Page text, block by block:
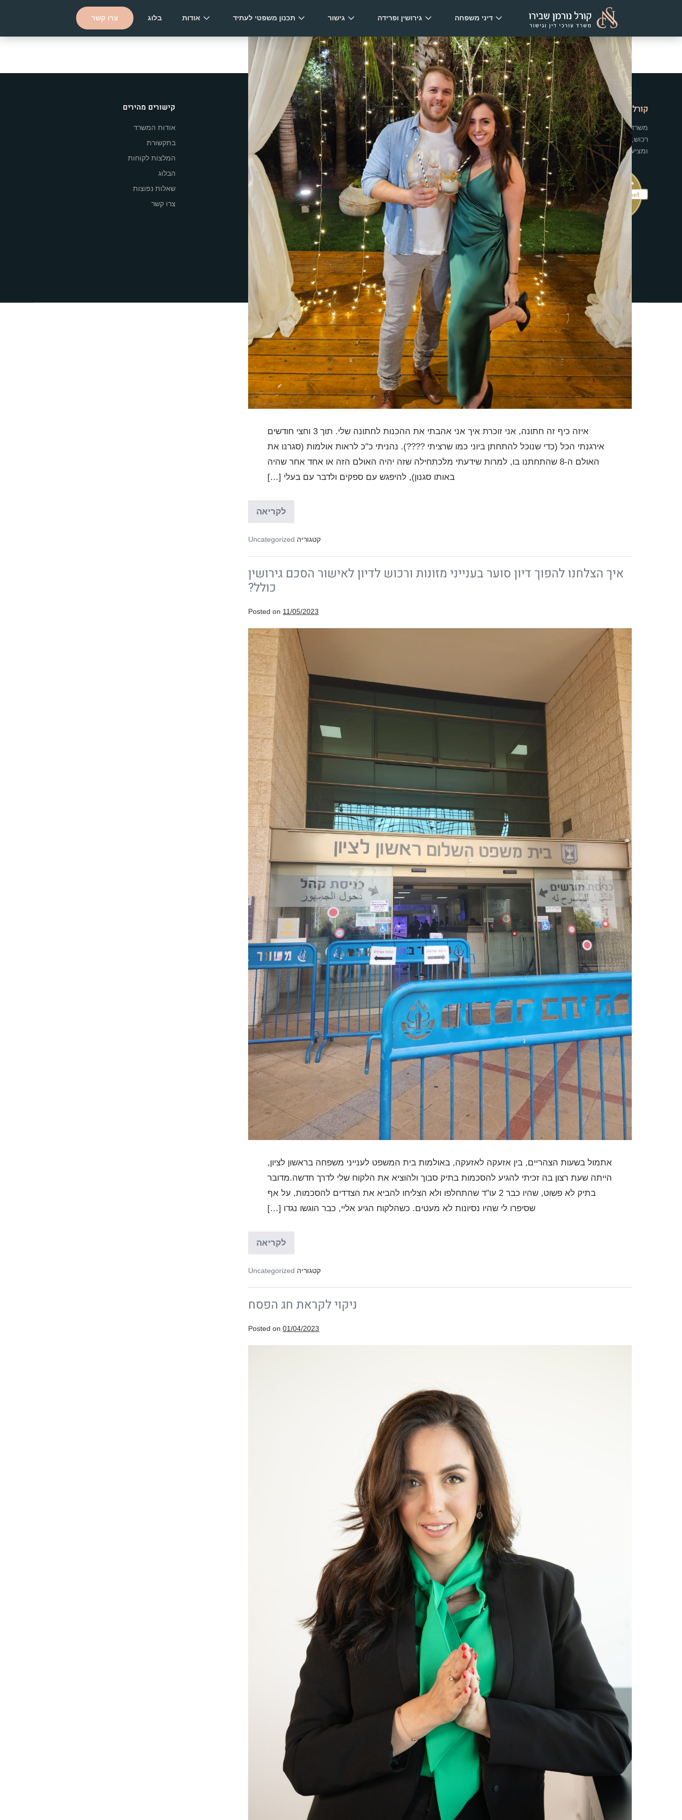
content
דיני משפחה גירושין ופרידה גישור תכנון משפטי לעתיד אודות בלוג צרו קשר
איזה כיף זה חתונה, אני זוכרת איך אני אהבתי את ההכנות לחתונה שלי. תוך 3 וחצי חודשים
אירגנתי הכל (כדי שנוכל להתחתן ביוני כמו שרציתי ????). נהניתי כ"כ לראות אולמות (סגרנו את
האולם ה-8 שהתחתנו בו, למרות שידעתי מלכתחילה שזה יהיה האולם הזה או אחד אחר שהיה
באותו סגנון), להיפגש עם ספקים ולדבר עם בעלי […]
לקריאההחלה
ומה
הסכם
קטגוריה Uncategorized
איך הצלחנו להפוך דיון סוער בענייני מזונות ורכוש לדיון לאישור הסכם גירושין
כולל?
Posted on 11/05/2023
איך
הצלחנו
להפוך
דיון
סוער
בענייני
מזונות
ורכוש
לדיון
לאישור
הסכם
גירושין
כולל?
אתמול בשעות הצהריים, בין אזעקה לאזעקה, באולמות בית המשפט לענייני משפחה בראשון לציון,
הייתה שעת רצון בה זכיתי להגיע להסכמות בתיק סבוך ולהוציא את הלקוח שלי לדרך חדשה.מדובר
בתיק לא פשוט, שהיו כבר 2 עו"ד שהתחלפו ולא הצליחו להביא את הצדדים להסכמות, על אף
שסיפרו לי שהיו נסיונות לא מעטים. כשהלקוח הגיע אליי, כבר הוגשו נגדו […]
לקריאהאיך
דיון
בענייני
ורכוש
לדיון
הסכם
כולל?
קטגוריה Uncategorized
ניקוי לקראת חג הפסח
Posted on 01/04/2023
קורל נורמן שבירו - משרד עו"ד וגישור
משרדנו מלווה אנשים בתקופות המורכבות ביותר בחייהם - גירושין, סכסוכי משמורת, חלוקת
רכוש, תכנון עתיד משפחתי וגישור. אנו משלבים מקצועיות משפטית עם רגישות אנושית עמוקה,
ומציעים פתרונות מותאמים אישית לכל לקוח.
תחומי התמחות מרכזיים
דיני משפחה
גירושין ופרידה
גישור
תכנון משפטי
קישורים מהירים
אודות המשרד
בתקשורת
המלצות לקוחות
הבלוג
שאלות נפוצות
צרו קשר
דף הבית צרו קשר